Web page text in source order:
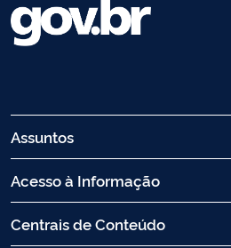
Assuntos
Acesso à Informação
Centrais de Conteúdo